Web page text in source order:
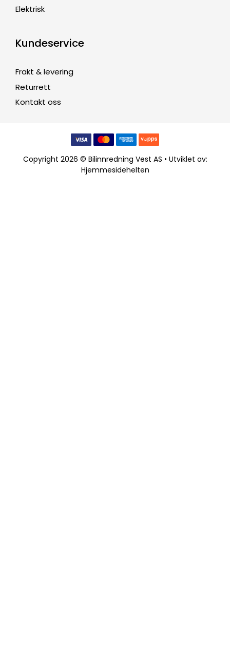
Elektrisk
Kundeservice
Frakt & levering
Returrett
Kontakt oss
Copyright 2026 © Bilinnredning Vest AS • Utviklet av:
Hjemmesidehelten